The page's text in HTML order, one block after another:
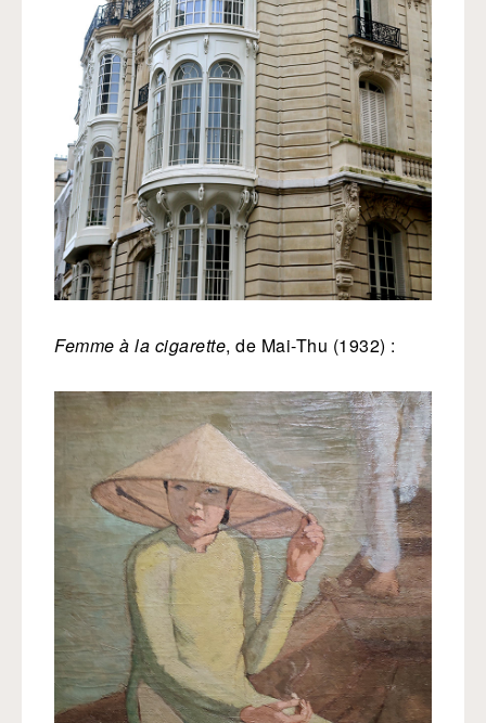
Femme à la cigarette, de Mai-Thu (1932) :